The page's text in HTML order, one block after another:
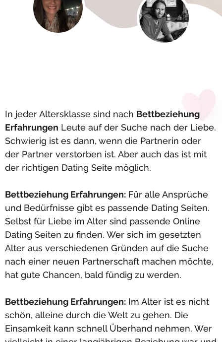
In jeder Altersklasse sind nach Bettbeziehung
Erfahrungen Leute auf der Suche nach der Liebe.
Schwierig ist es dann, wenn die Partnerin oder
der Partner verstorben ist. Aber auch das ist mit
der richtigen Dating Seite möglich.
Bettbeziehung Erfahrungen: Für alle Ansprüche
und Bedürfnisse gibt es passende Dating Seiten.
Selbst für Liebe im Alter sind passende Online
Dating Seiten zu finden. Wer sich im gesetzten
Alter aus verschiedenen Gründen auf die Suche
nach einer neuen Partnerschaft machen möchte,
hat gute Chancen, bald fündig zu werden.
Bettbeziehung Erfahrungen: Im Alter ist es nicht
schön, alleine durch die Welt zu gehen. Die
Einsamkeit kann schnell Überhand nehmen. Wer